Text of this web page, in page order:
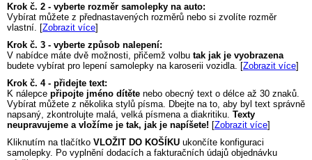
Krok č. 2 - vyberte rozměr samolepky na auto:
Vybírat můžete z přednastavených rozměrů nebo si zvolíte rozměr
vlastní. [Zobrazit více]
Krok č. 3 - vyberte způsob nalepení:
V nabídce máte dvě možnosti, přičemž volbu tak jak je vyobrazena
budete vybírat pro lepení samolepky na karoserii vozidla. [Zobrazit více]
Krok č. 4 - přidejte text:
K nálepce připojte jméno dítěte nebo obecný text o délce až 30 znaků.
Vybírat můžete z několika stylů písma. Dbejte na to, aby byl text správně
napsaný, zkontrolujte malá, velká písmena a diakritiku. Texty
neupravujeme a vložíme je tak, jak je napíšete! [Zobrazit více]
Kliknutím na tlačítko VLOŽIT DO KOŠÍKU ukončíte konfiguraci
samolepky. Po vyplnění dodacích a fakturačních údajů objednávku